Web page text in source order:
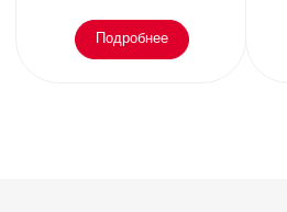
Подробнее